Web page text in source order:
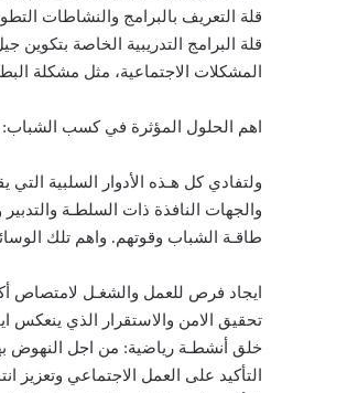
قلة التعريف بالبرامج والنشاطات
قلة البرامج التدريبية الخاصة
المشكلات الاجتماعية، مثل مشكلة
اهم الحلول المؤثرة في كسب الشباب:
ولتفادي كل هـذه الأدوار السلبية
والجهات النافذة ذات السلطـة
طاقـة الشباب وقوتهم. واهم تلك
ايجاد فرص للعمل والشغـل لامتصاص
تحقيق الامن والاستقرار الذي ينعكس
خلق أنشطـة رياضية: من اجل النهوض
التأكيد على العمل الاجتماعي